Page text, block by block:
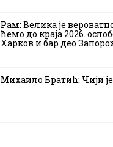
Рам: Велика је
ћемо до краја 2026.
Харков и бар део
Михаило Братић: Чији